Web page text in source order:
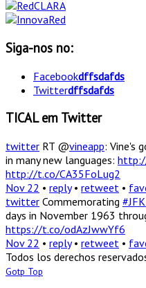
Siga-nos no:
Facebookdffsdafds
Twitterdffsdafds
TICAL em Twitter
twitter RT @vineapp: Vine's
in many new languages:
http://t.co/CA35FoLug2
Nov 22 • reply• retweet •
twitter Commemorating
days in November 1963
https://t.co/odAzJwwYf6
Nov 22 • reply• retweet •
Todos los derechos
Gotp Top